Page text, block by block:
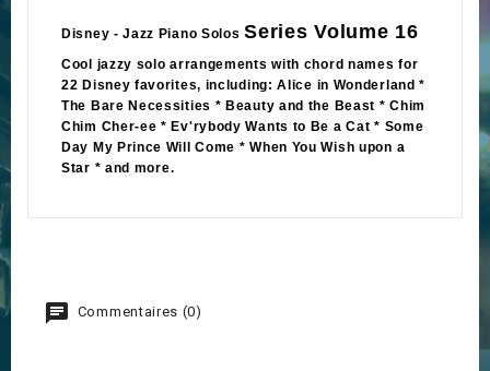
Disney - Jazz Piano SolosSeries Volume 16
Cool jazzy solo arrangements with chord names for
22 Disney favorites, including: Alice in Wonderland *
The Bare Necessities * Beauty and the Beast * Chim
Chim Cher-ee * Ev'rybody Wants to Be a Cat * Some
Day My Prince Will Come * When You Wish upon a
Star * and more.
Commentaires (0)